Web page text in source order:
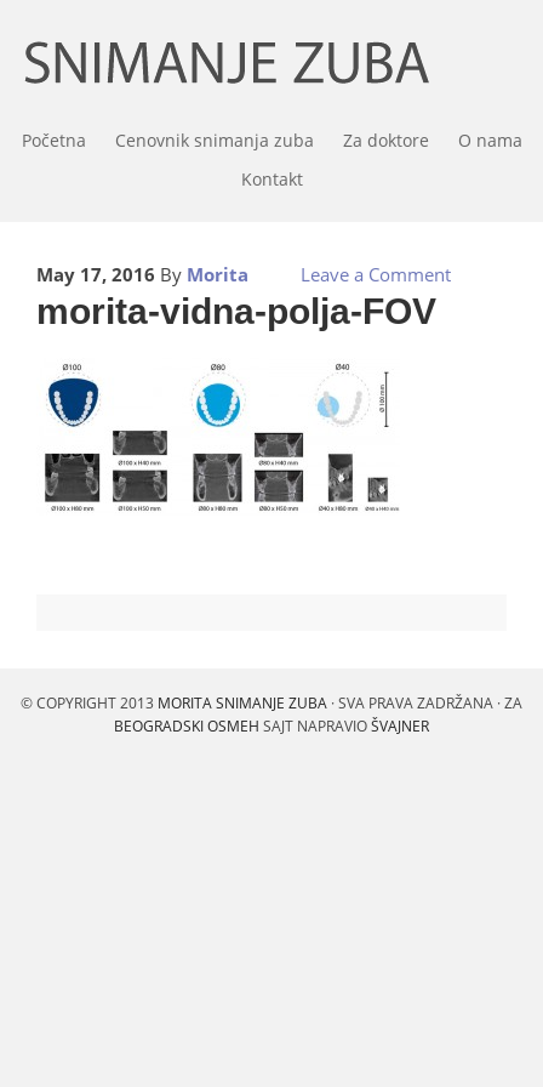
Početna Cenovnik snimanja zuba Za doktore
O nama
Kontakt
May 17, 2016 By Morita Leave a Comment
morita-vidna-polja-FOV
© COPYRIGHT 2013 MORITA SNIMANJE ZUBA · SVA PRAVA ZADRŽANA · ZA
BEOGRADSKI OSMEH SAJT NAPRAVIOŠVAJNER